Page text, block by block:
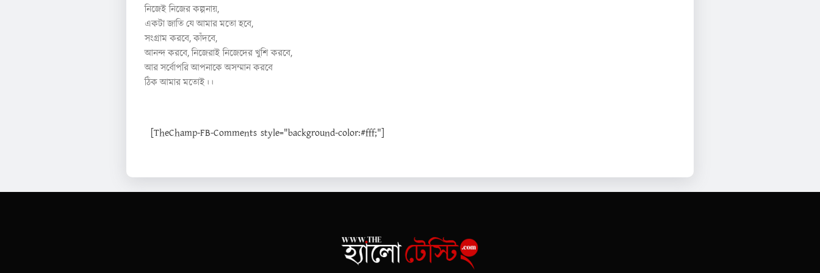
নিজেই নিজের কল্পনায়,
একটা জাতি যে আমার মতো হবে,
সংগ্রাম করবে, কাঁদবে,
আনন্দ করবে, নিজেরাই নিজেদের খুশি করবে,
আর সর্বোপরি আপনাকে অসম্মান করবে
ঠিক আমার মতোই।।
[TheChamp-FB-Comments style="background-color:#fff;"]